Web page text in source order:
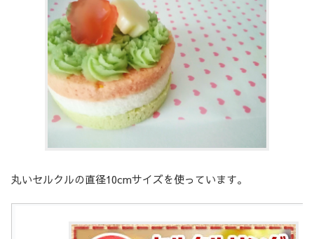
丸いセルクルの直径10cmサイズを使っています。